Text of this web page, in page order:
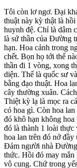
Tôi còn lơ ngơ. Đại
thuật này kỳ thật là
huynh đệ. Chỉ là dâm
là sứ thần của Đường
hạn. Hoa cảnh trong
chết. Bọn họ tới thế
thần đi 1 vòng, xong
diện. Thế là quốc sư
bằng đạo thuật. Hoa
cây thường xuân.
Thiệt kỳ lạ là mọc ra
có hoa gì. Còn hoa
đó khô hạn không
đó là thành 1 loài thực
hoa lan trên đó nở
Đám người nhà Đường
thức. Hồi đó may mắn
vô cung. Chứ trong